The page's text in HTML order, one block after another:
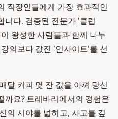
직장인들에게 가장 효과적인
니다. 검증된 전문가 '클럽
왕성한 사람들과 함께 나누
의보다 값진 '인사이트'를 선
달 커피 몇 잔 값을 아껴 당신
까요? 트레바리에서의 경험은
의 시야를 넓히고, 사고를 깊